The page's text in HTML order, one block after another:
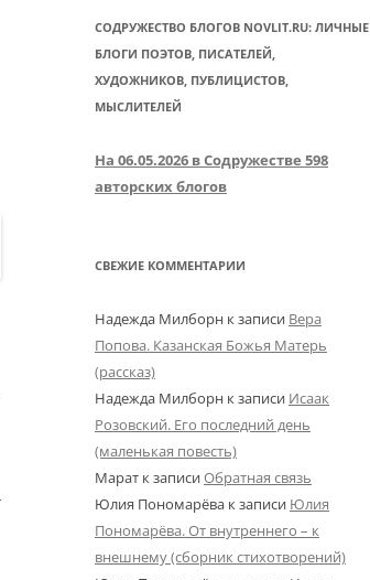
СОДРУЖЕСТВО БЛОГОВ NOVLIT.RU: ЛИЧНЫЕ
БЛОГИ ПОЭТОВ, ПИСАТЕЛЕЙ,
ХУДОЖНИКОВ, ПУБЛИЦИСТОВ,
МЫСЛИТЕЛЕЙ
На 06.05.2026 в Содружестве 598
авторских блогов
СВЕЖИЕ КОММЕНТАРИИ
Надежда Милборн к записи Вера
Попова. Казанская Божья Матерь
(рассказ)
Надежда Милборн к записи Исаак
Розовский. Его последний день
(маленькая повесть)
Марат к записиОбратная связь
Юлия Пономарёва к записи Юлия
Пономарёва. От внутреннего – к
внешнему (сборник стихотворений)